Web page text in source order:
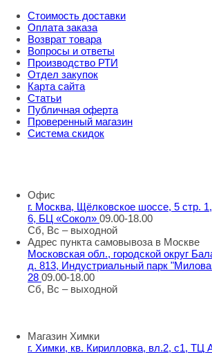
Стоимость доставки
Оплата заказа
Возврат товара
Вопросы и ответы
Производство РТИ
Отдел закупок
Карта сайта
Статьи
Публичная оферта
Проверенный магазин
Система скидок
Офис
г. Москва, Щёлковское шоссе, 5 стр.
6, БЦ «Сокол» 09.00-18.00
Сб, Вс – выходной
Адрес пункта самовывоза в Москве
Московская обл., городской округ
д. 813, Индустриальный парк
28 09.00-18.00
Сб, Вс – выходной
Магазин Химки
г. Химки, кв. Кирилловка, вл.2, с1, ТЦ